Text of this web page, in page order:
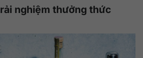
nghiệm thưởng thức